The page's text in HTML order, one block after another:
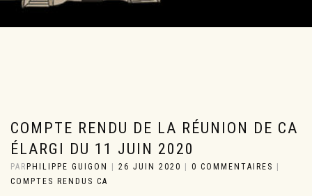
COMPTE RENDU DE LA RÉUNION DE CA
ÉLARGI DU 11 JUIN 2020
PAR PHILIPPE GUIGON 26 JUIN 2020 0 COMMENTAIRES
COMPTES RENDUS CA